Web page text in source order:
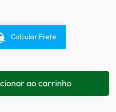
Calcular Frete
ao carrinho